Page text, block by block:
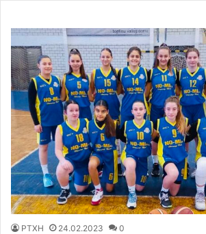
РТХН 24.02.2023 0